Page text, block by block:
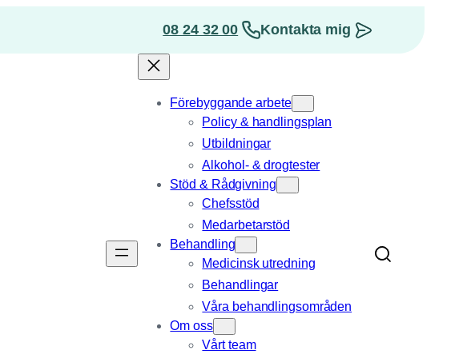
08 24 32 00 Kontakta mig
Förebyggande arbete
Policy & handlingsplan
Utbildningar
Alkohol- & drogtester
Stöd & Rådgivning
Chefsstöd
Medarbetarstöd
Behandling
Medicinsk utredning
Behandlingar
Våra behandlings­områden
Om oss
Vårt team